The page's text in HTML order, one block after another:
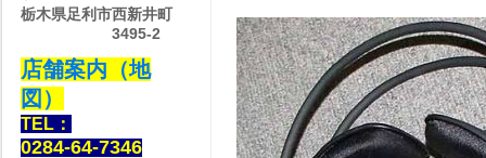
栃木県足利市西新井町
3495-2
店舗案内（地
図）
TEL：
0284-64-7346